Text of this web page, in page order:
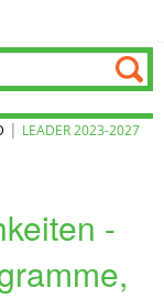
| LEADER 2023-2027
-